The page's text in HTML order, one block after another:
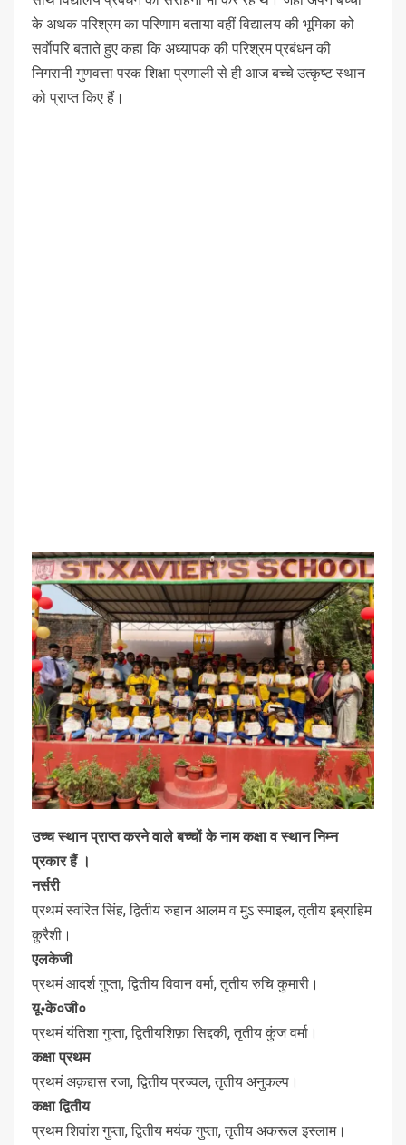
के अथक परिश्रम का परिणाम बताया वहीं विद्यालय की भूमिका को
सर्वाेपरि बताते हुए कहा कि अध्यापक की परिश्रम प्रबंधन की
निगरानी गुणवत्ता परक शिक्षा प्रणाली से ही आज बच्चे उत्कृष्ट स्थान
को प्राप्त किए हैं।
उच्च स्थान प्राप्त करने वाले बच्चों के नाम कक्षा व स्थान निम्न
प्रकार हैं ।
नर्सरी
प्रथमं स्वरित सिंह, द्वितीय रुहान आलम व मुऽ स्माइल, तृतीय इब्राहिम
क़ुरैशी।
एलकेजी
प्रथमं आदर्श गुप्ता, द्वितीय विवान वर्मा, तृतीय रुचि कुमारी।
यू॰के०जी०
प्रथमं यंतिशा गुप्ता, द्वितीयशिफ़ा सिद्दकी, तृतीय कुंज वर्मा।
कक्षा प्रथम
प्रथमं अक़द्दास रजा, द्वितीय प्रज्वल, तृतीय अनुकल्प।
कक्षा द्वितीय
प्रथम शिवांश गुप्ता, द्वितीय मयंक गुप्ता, तृतीय अकरूल इस्लाम।